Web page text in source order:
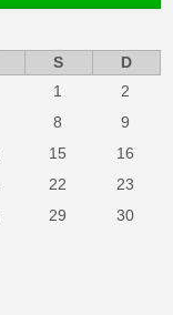
S
D
1
2
8
9
15
16
22
23
29
30